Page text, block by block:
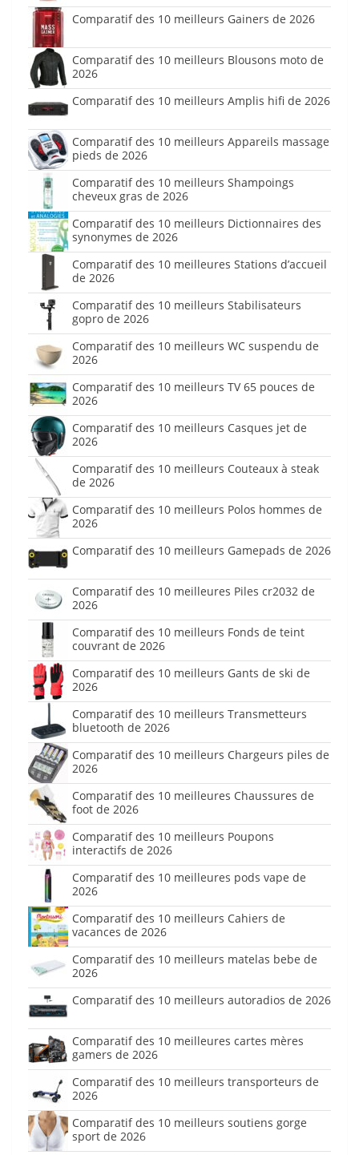
Comparatif des 10 meilleurs Gainers de 2026
Comparatif des 10 meilleurs Blousons moto de
2026
Comparatif des 10 meilleurs Amplis hifi de 2026
Comparatif des 10 meilleurs Appareils massage
pieds de 2026
Comparatif des 10 meilleurs Shampoings
cheveux gras de 2026
Comparatif des 10 meilleurs Dictionnaires des
synonymes de 2026
Comparatif des 10 meilleures Stations d’accueil
de 2026
Comparatif des 10 meilleurs Stabilisateurs
gopro de 2026
Comparatif des 10 meilleurs WC suspendu de
2026
Comparatif des 10 meilleurs TV 65 pouces de
2026
Comparatif des 10 meilleurs Casques jet de
2026
Comparatif des 10 meilleurs Couteaux à steak
de 2026
Comparatif des 10 meilleurs Polos hommes de
2026
Comparatif des 10 meilleurs Gamepads de 2026
Comparatif des 10 meilleures Piles cr2032 de
2026
Comparatif des 10 meilleurs Fonds de teint
couvrant de 2026
Comparatif des 10 meilleurs Gants de ski de
2026
Comparatif des 10 meilleurs Transmetteurs
bluetooth de 2026
Comparatif des 10 meilleurs Chargeurs piles de
2026
Comparatif des 10 meilleures Chaussures de
foot de 2026
Comparatif des 10 meilleurs Poupons
interactifs de 2026
Comparatif des 10 meilleures pods vape de
2026
Comparatif des 10 meilleurs Cahiers de
vacances de 2026
Comparatif des 10 meilleurs matelas bebe de
2026
Comparatif des 10 meilleurs autoradios de 2026
Comparatif des 10 meilleures cartes mères
gamers de 2026
Comparatif des 10 meilleurs transporteurs de
2026
Comparatif des 10 meilleurs soutiens gorge
sport de 2026